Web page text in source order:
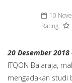
10
Rating:
20 Desember 2018
ITQON Balaraja,
mengadakan studi